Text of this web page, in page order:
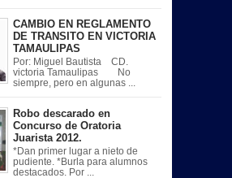
CAMBIO EN REGLAMENTO
DE TRANSITO EN VICTORIA
TAMAULIPAS
Por: Miguel Bautista CD.
victoria Tamaulipas No
siempre, pero en algunas ...
Robo descarado en
Concurso de Oratoria
Juarista 2012.
*Dan primer lugar a nieto de
pudiente. *Burla para alumnos
destacados. Por ...